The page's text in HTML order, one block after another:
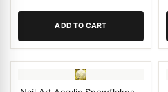
ADD TO CART